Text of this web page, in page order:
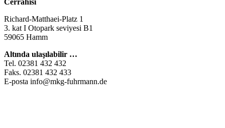
Cerrahisi
Richard-Matthaei-Platz 1
3. kat I Otopark seviyesi B1
59065 Hamm
Altında ulaşılabilir …
Tel. 02381 432 432
Faks. 02381 432 433
E-posta info@mkg-fuhrmann.de